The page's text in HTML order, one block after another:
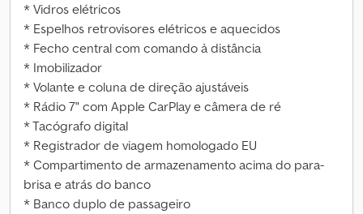
* Vidros elétricos
* Espelhos retrovisores elétricos e aquecidos
* Fecho central com comando à distância
* Imobilizador
* Volante e coluna de direção ajustáveis
* Rádio 7" com Apple CarPlay e câmera de ré
* Tacógrafo digital
* Registrador de viagem homologado EU
* Compartimento de armazenamento acima do para-
brisa e atrás do banco
* Banco duplo de passageiro